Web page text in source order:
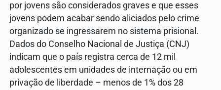
por jovens são considerados graves e que esses
jovens podem acabar sendo aliciados pelo crime
organizado se ingressarem no sistema prisional.
Dados do Conselho Nacional de Justiça (CNJ)
indicam que o país registra cerca de 12 mil
adolescentes em unidades de internação ou em
privação de liberdade – menos de 1% dos 28